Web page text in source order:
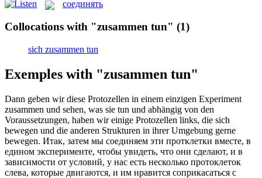
соединять
Collocations with "zusammen tun" (1)
sich zusammen tun
Exemples with "zusammen tun"
Dann geben wir diese Protozellen in einem einzigen Experiment
zusammen und sehen, was sie tun und abhängig von den
Voraussetzungen, haben wir einige Protozellen links, die sich
bewegen und die anderen Strukturen in ihrer Umgebung gerne
bewegen. Итак, затем мы соединяем эти протклетки вместе, в
едином эксперименте, чтобы увидеть, что они сделают, и в
зависимости от условий, у нас есть несколько протоклеток
слева, которые двигаются, и им нравится соприкасаться с